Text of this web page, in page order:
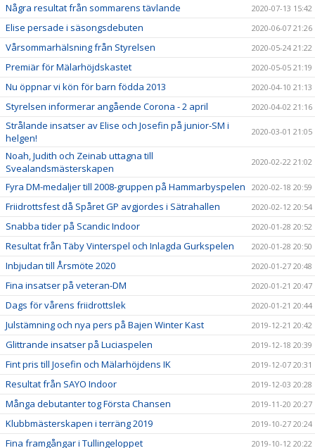
Några resultat från sommarens tävlande 2020-07-13 15:42
Elise persade i säsongsdebuten 2020-06-07 21:26
Vårsommarhälsning från Styrelsen 2020-05-24 21:22
Premiär för Mälarhöjdskastet 2020-05-05 21:19
Nu öppnar vi kön för barn födda 2013 2020-04-10 21:13
Styrelsen informerar angående Corona - 2 april 2020-04-02 21:16
Strålande insatser av Elise och Josefin på junior-SM i
helgen!
2020-03-01 21:05
Noah, Judith och Zeinab uttagna till
Svealandsmästerskapen
2020-02-22 21:02
Fyra DM-medaljer till 2008-gruppen på Hammarbyspelen 2020-02-18 20:59
Friidrottsfest då Spåret GP avgjordes i Sätrahallen 2020-02-12 20:54
Snabba tider på Scandic Indoor 2020-01-28 20:52
Resultat från Täby Vinterspel och Inlagda Gurkspelen 2020-01-28 20:50
Inbjudan till Årsmöte 2020 2020-01-27 20:48
Fina insatser på veteran-DM 2020-01-21 20:47
Dags för vårens friidrottslek 2020-01-21 20:44
Julstämning och nya pers på Bajen Winter Kast 2019-12-21 20:42
Glittrande insatser på Luciaspelen 2019-12-18 20:39
Fint pris till Josefin och Mälarhöjdens IK 2019-12-07 20:31
Resultat från SAYO Indoor 2019-12-03 20:28
Många debutanter tog Första Chansen 2019-11-20 20:27
Klubbmästerskapen i terräng 2019 2019-10-27 20:24
Fina framgångar i Tullingeloppet 2019-10-12 20:22